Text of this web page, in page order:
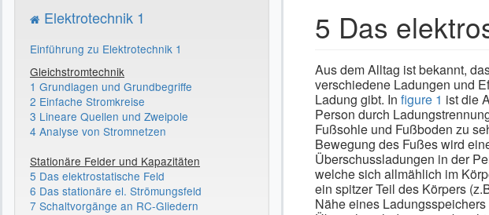
Elektrotechnik 1
Einführung zu Elektrotechnik 1
Gleichstromtechnik
1 Grundlagen und Grundbegriffe
2 Einfache Stromkreise
3 Lineare Quellen und Zweipole
4 Analyse von Stromnetzen
Stationäre Felder und Kapazitäten
5 Das elektrostatische Feld
6 Das stationäre el. Strömungsfeld
7 Schaltvorgänge an RC-Gliedern
5 Das
Aus dem Alltag ist bekannt,
verschiedene Ladungen und
Ladung gibt. In figure 1 ist die
Person durch
Fußsohle und Fußboden zu
Bewegung des Fußes wird
Überschussladungen in der
welche sich allmählich im
ein spitzer Teil des Körpers
Nähe eines